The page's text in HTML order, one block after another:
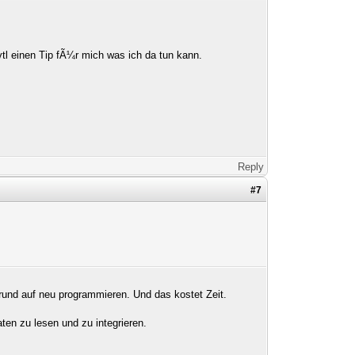
einen Tip fÃ¼r mich was ich da tun kann.
Reply
#7
auf neu programmieren. Und das kostet Zeit.
zu lesen und zu integrieren.